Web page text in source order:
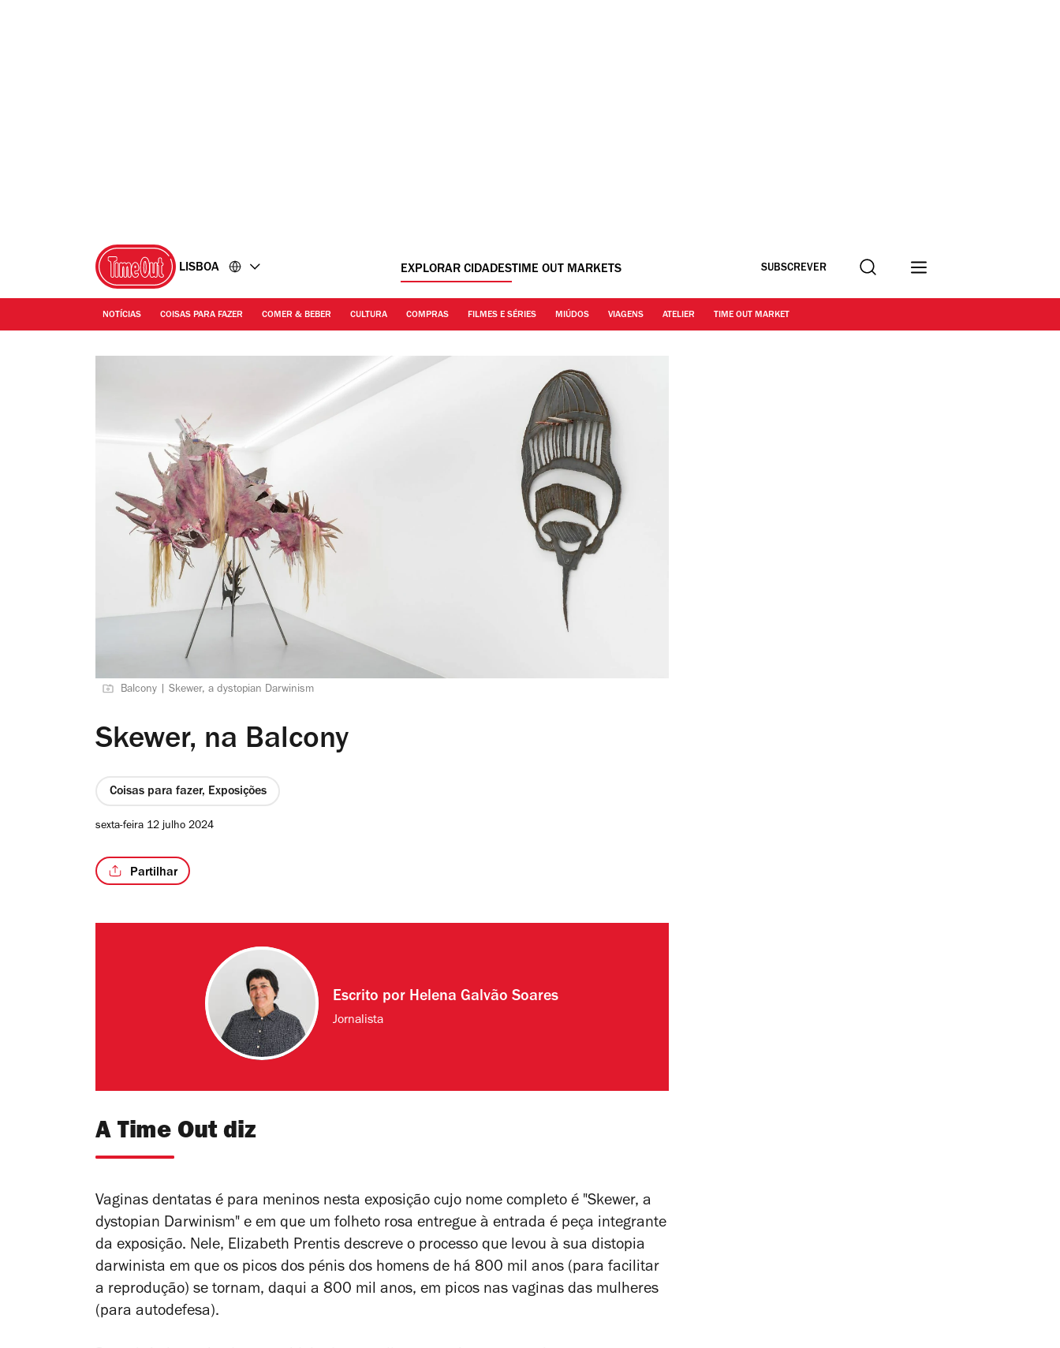
LISBOA EXPLORAR CIDADESTIME OUT MARKETS SUBSCREVER Procurar
NOTÍCIAS COISAS PARA FAZER COMER & BEBER CULTURA COMPRAS FILMES E SÉRIES MIÚDOS VIAGENS ATELIER TIME OUT MARKET
Balcony | Skewer, a dystopian Darwinism
Skewer, na Balcony
Coisas para fazer, Exposições
sexta-feira 12 julho 2024
Partilhar
Escrito por Helena Galvão Soares
Jornalista
A Time Out diz
Vaginas dentatas é para meninos nesta exposição cujo nome completo é "Skewer, a
dystopian Darwinism" e em que um folheto rosa entregue à entrada é peça integrante
da exposição. Nele, Elizabeth Prentis descreve o processo que levou à sua distopia
darwinista em que os picos dos pénis dos homens de há 800 mil anos (para facilitar
a reprodução) se tornam, daqui a 800 mil anos, em picos nas vaginas das mulheres
(para autodefesa).